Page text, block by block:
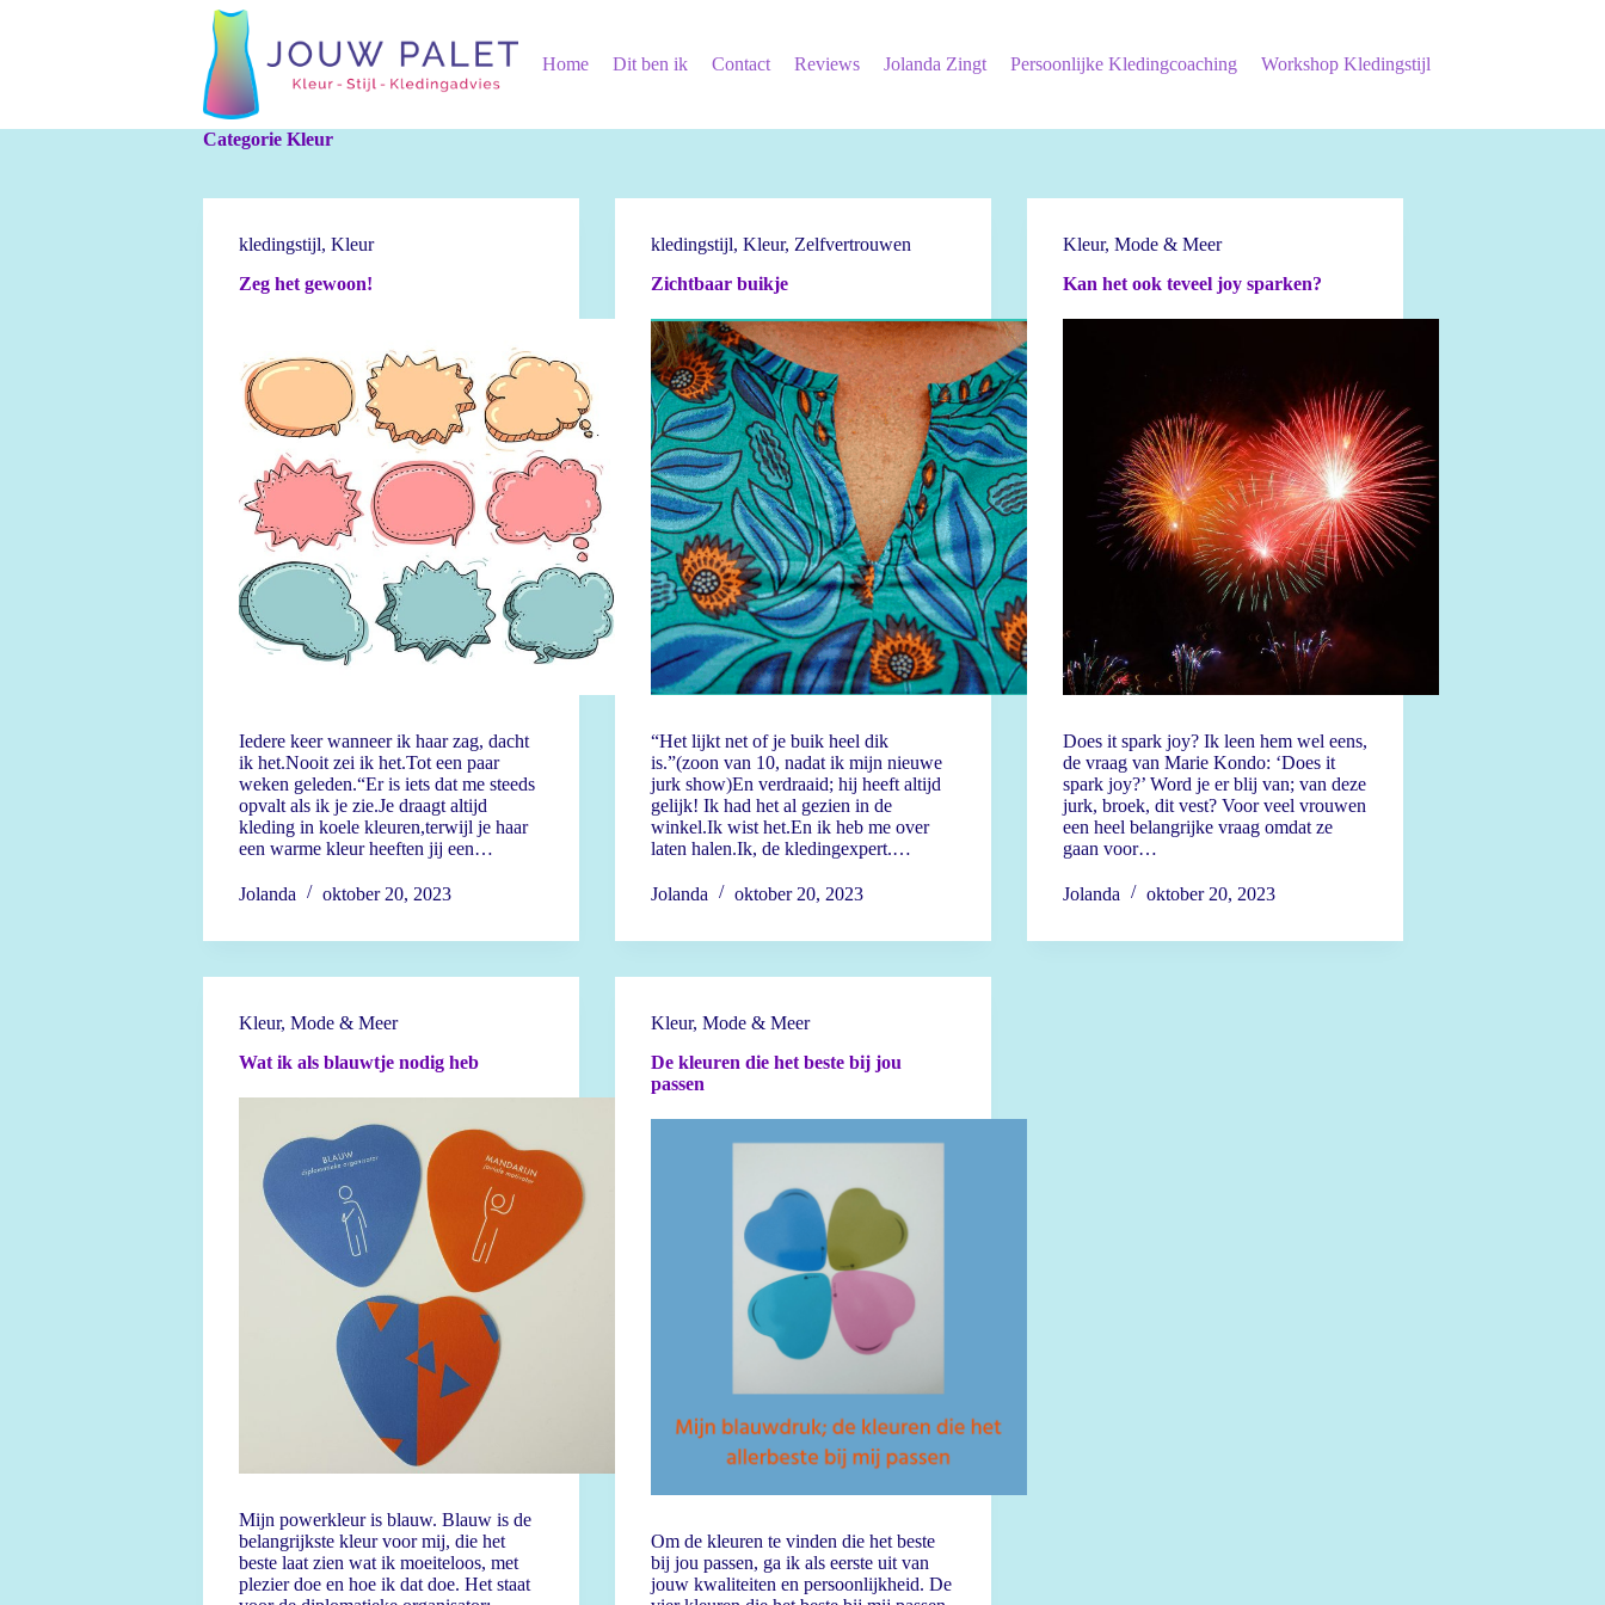
r
Home Dit ben ik Contact Reviews Jolanda Zingt Persoonlijke Kledingcoaching Workshop Kledingstijl
CategorieKleur
kledingstijl, Kleur
Zeg het gewoon!
Iedere keer wanneer ik haar zag, dacht
ik het.Nooit zei ik het.Tot een paar
weken geleden.“Er is iets dat me steeds
opvalt als ik je zie.Je draagt altijd
kleding in koele kleuren,terwijl je haar
een warme kleur heeften jij een…
Jolanda oktober 20, 2023
kledingstijl, Kleur, Zelfvertrouwen
Zichtbaar buikje
“Het lijkt net of je buik heel dik
is.”(zoon van 10, nadat ik mijn nieuwe
jurk show)En verdraaid; hij heeft altijd
gelijk! Ik had het al gezien in de
winkel.Ik wist het.En ik heb me over
laten halen.Ik, de kledingexpert.…
Jolanda oktober 20, 2023
Kleur, Mode & Meer
Kan het ook teveel joy sparken?
Does it spark joy? Ik leen hem wel eens,
de vraag van Marie Kondo: ‘Does it
spark joy?’ Word je er blij van; van deze
jurk, broek, dit vest? Voor veel vrouwen
een heel belangrijke vraag omdat ze
gaan voor…
Jolanda oktober 20, 2023
Kleur, Mode & Meer
Wat ik als blauwtje nodig heb
Mijn powerkleur is blauw. Blauw is de
belangrijkste kleur voor mij, die het
beste laat zien wat ik moeiteloos, met
plezier doe en hoe ik dat doe. Het staat
Kleur, Mode & Meer
De kleuren die het beste bij jou
passen
Om de kleuren te vinden die het beste
bij jou passen, ga ik als eerste uit van
jouw kwaliteiten en persoonlijkheid. De